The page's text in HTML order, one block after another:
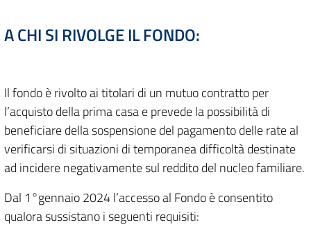
A CHI SI RIVOLGE IL FONDO:
Il fondo è rivolto ai titolari di un mutuo contratto per
l’acquisto della prima casa e prevede la possibilità di
beneficiare della sospensione del pagamento delle rate al
verificarsi di situazioni di temporanea difficoltà destinate
ad incidere negativamente sul reddito del nucleo familiare.
Dal 1°gennaio 2024 l’accesso al Fondo è consentito
qualora sussistano i seguenti requisiti: